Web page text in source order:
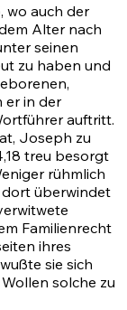
, wo auch der
Alter nach
seinen
zu haben und
er in der
auftritt.
Joseph zu
treu besorgt
rühmlich
dort überwindet
Familienrecht
ihres
sie sich
solche zu